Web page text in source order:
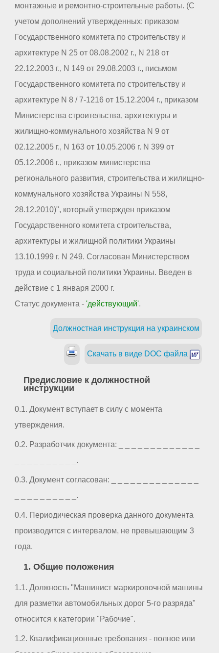
монтажные и ремонтно-строительные работы. (С
учетом дополнений утвержденных: приказом
Государственного комитета по строительству и
архитектуре N 25 от 08.08.2002 г., N 218 от
22.12.2003 г., N 149 от 29.08.2003 г., письмом
Государственного комитета по строительству и
архитектуре N 8 / 7-1216 от 15.12.2004 г., приказом
Министерства строительства, архитектуры и
жилищно-коммунального хозяйства N 9 от
02.12.2005 г., N 163 от 10.05.2006 г. N 399 от
05.12.2006 г., приказом министерства
регионального развития, строительства и жилищно-
коммунального хозяйства Украины N 558,
28.12.2010)", который утвержден приказом
Государственного комитета строительства,
архитектуры и жилищной политики Украины
13.10.1999 г. N 249. Согласован Министерством
труда и социальной политики Украины. Введен в
действие с 1 января 2000 г.
Статус документа - 'действующий'.
Должностная инструкция на украинском
Скачать в виде DOC файла
Предисловие к должностной
инструкции
0.1. Документ вступает в силу с момента
утверждения.
0.2. Разработчик документа: _ _ _ _ _ _ _ _ _ _ _ _ _
_ _ _ _ _ _ _ _ _ _.
0.3. Документ согласован: _ _ _ _ _ _ _ _ _ _ _ _ _ _
_ _ _ _ _ _ _ _ _ _.
0.4. Периодическая проверка данного документа
производится с интервалом, не превышающим 3
года.
1. Общие положения
1.1. Должность "Машинист маркировочной машины
для разметки автомобильных дорог 5-го разряда"
относится к категории "Рабочие".
1.2. Квалификационные требования - полное или